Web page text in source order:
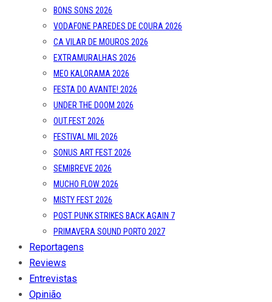
BONS SONS 2026
VODAFONE PAREDES DE COURA 2026
CA VILAR DE MOUROS 2026
EXTRAMURALHAS 2026
MEO KALORAMA 2026
FESTA DO AVANTE! 2026
UNDER THE DOOM 2026
OUT.FEST 2026
FESTIVAL MIL 2026
SONUS ART FEST 2026
SEMIBREVE 2026
MUCHO FLOW 2026
MISTY FEST 2026
POST PUNK STRIKES BACK AGAIN 7
PRIMAVERA SOUND PORTO 2027
Reportagens
Reviews
Entrevistas
Opinião